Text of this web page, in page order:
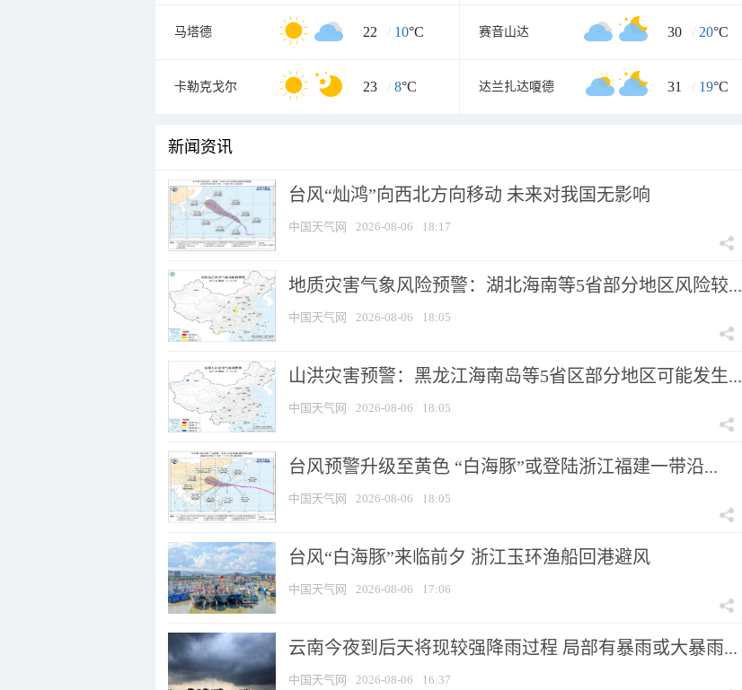
马塔德 22 / 10°C 赛音山达 30 / 20°C
卡勒克戈尔 23 / 8°C 达兰扎达嗄德 31 / 19°C
新闻资讯
台风“灿鸿”向西北方向移动 未来对我国无影响
中国天气网 2026-08-06 18:17
地质灾害气象风险预警：湖北海南等5省部分地区风险较...
中国天气网 2026-08-06 18:05
山洪灾害预警：黑龙江海南岛等5省区部分地区可能发生...
中国天气网 2026-08-06 18:05
台风预警升级至黄色 “白海豚”或登陆浙江福建一带沿...
中国天气网 2026-08-06 18:05
台风“白海豚”来临前夕 浙江玉环渔船回港避风
中国天气网 2026-08-06 17:06
云南今夜到后天将现较强降雨过程 局部有暴雨或大暴雨...
中国天气网 2026-08-06 16:37